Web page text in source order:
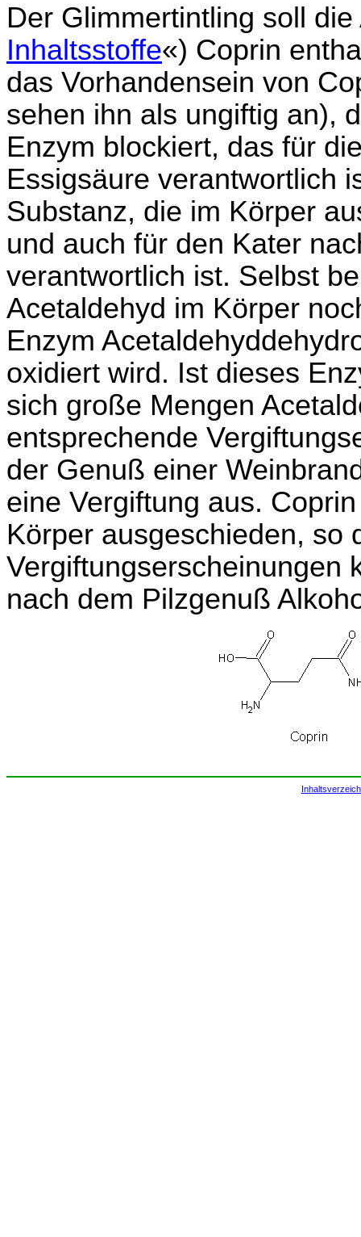
Der Glimmertintling soll
Inhaltsstoffe«) Coprin
das Vorhandensein von
sehen ihn als ungiftig an),
Enzym blockiert, das für
Essigsäure verantwortlich
Substanz, die im Körper
und auch für den Kater
verantwortlich ist. Selbst
Acetaldehyd im Körper
Enzym
oxidiert wird. Ist dieses
sich große Mengen
entsprechende
der Genuß einer
eine Vergiftung aus.
Körper ausgeschieden, so
Vergiftungserscheinungen
nach dem Pilzgenuß